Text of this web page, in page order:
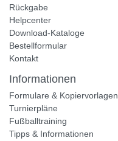
Rückgabe
Helpcenter
Download-Kataloge
Bestellformular
Kontakt
Informationen
Formulare & Kopiervorlagen
Turnierpläne
Fußballtraining
Tipps & Informationen